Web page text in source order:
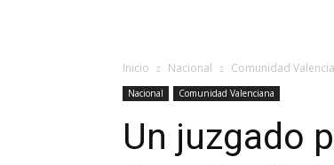
Inicio Nacional Comunidad
Nacional Comunidad Valenciana
Un juzgado